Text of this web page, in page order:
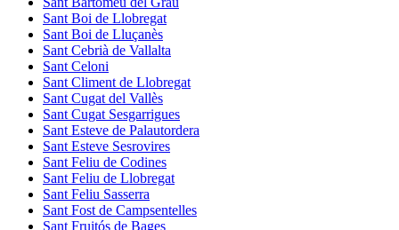
Sant Boi de Llobregat
Sant Boi de Lluçanès
Sant Cebrià de Vallalta
Sant Celoni
Sant Climent de Llobregat
Sant Cugat del Vallès
Sant Cugat Sesgarrigues
Sant Esteve de Palautordera
Sant Esteve Sesrovires
Sant Feliu de Codines
Sant Feliu de Llobregat
Sant Feliu Sasserra
Sant Fost de Campsentelles
Sant Fruitós de Bages